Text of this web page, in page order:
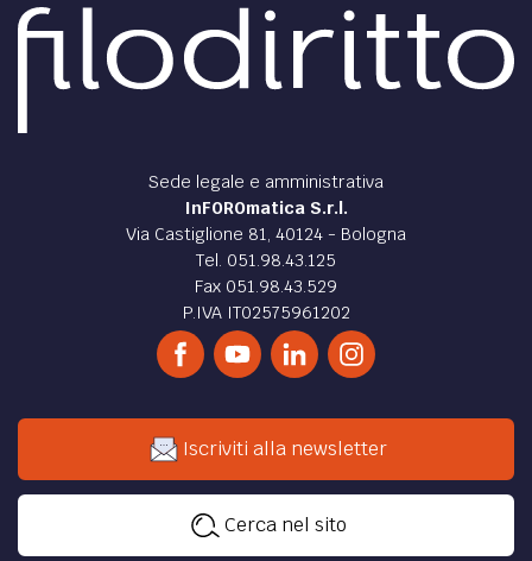
Sede legale e amministrativa
InFOROmatica S.r.l.
Via Castiglione 81, 40124 - Bologna
Tel. 051.98.43.125
Fax 051.98.43.529
P.IVA IT02575961202
Iscriviti alla newsletter
Cerca nel sito